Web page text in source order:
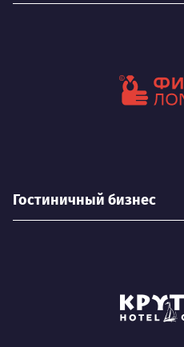
Гостиничный бизнес